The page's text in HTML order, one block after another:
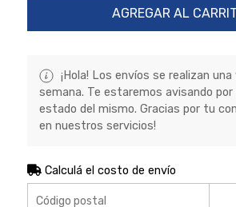
AGREGAR AL
¡Hola! Los envíos se realizan
semana. Te estaremos avisando por
estado del mismo. Gracias por tu
en nuestros servicios!
Calculá el costo de envío